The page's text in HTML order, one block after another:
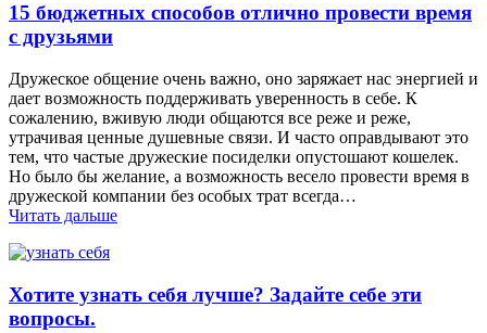
15 бюджетных способов отлично провести время
с друзьями
Дружеское общение очень важно, оно заряжает нас энергией и
дает возможность поддерживать уверенность в себе. К
сожалению, вживую люди общаются все реже и реже,
утрачивая ценные душевные связи. И часто оправдывают это
тем, что частые дружеские посиделки опустошают кошелек.
Но было бы желание, а возможность весело провести время в
дружеской компании без особых трат всегда…
Читать дальше
Хотите узнать себя лучше? Задайте себе эти
вопросы.